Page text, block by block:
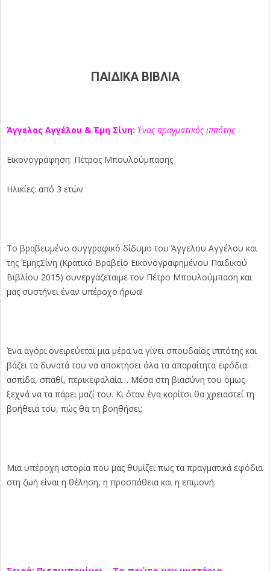
ΠΑΙΔΙΚΑ ΒΙΒΛΙΑ
Άγγελος Αγγέλου & Έμη Σίνη: Ένας πραγματικός ιππότης
Εικονογράφηση: Πέτρος Μπουλούμπασης
Ηλικίες: από 3 ετών
Το βραβευμένο συγγραφικό δίδυμο του Άγγελου Αγγέλου και
της ΈμηςΣίνη (Κρατικό Βραβείο Εικονογραφημένου Παιδικού
Βιβλίου 2015) συνεργάζεταιμε τον Πέτρο Μπουλούμπαση και
μας συστήνει έναν υπέροχο ήρωα!
Ένα αγόρι ονειρεύεται μια μέρα να γίνει σπουδαίος ιππότης και
βάζει τα δυνατά του να αποκτήσει όλα τα απαραίτητα εφόδια:
ασπίδα, σπαθί, περικεφαλαία… Μέσα στη βιασύνη του όμως
ξεχνά να τα πάρει μαζί του. Κι όταν ένα κορίτσι θα χρειαστεί τη
βοήθειά του, πώς θα τη βοηθήσει;
Μια υπέροχη ιστορία που μας θυμίζει πως τα πραγματικά εφόδια
στη ζωή είναι η θέληση, η προσπάθεια και η επιμονή.